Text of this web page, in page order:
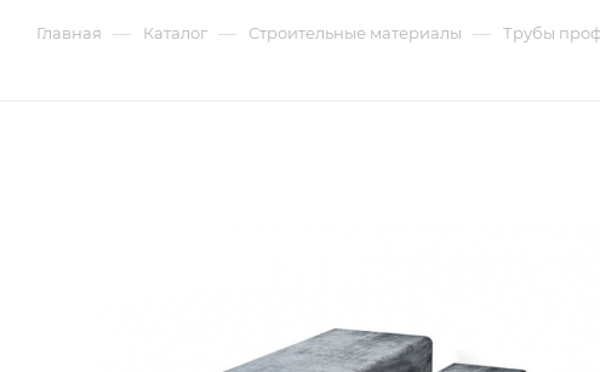
Главная — Каталог — Строительные материалы — Трубы